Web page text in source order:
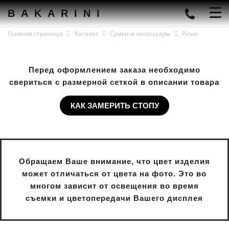
BAKARINI
Главная страница Каталог Сумки и аксессуары Рима
Перед оформлением заказа необходимо
свериться с размерной сеткой в описании товара
КАК ЗАМЕРИТЬ СТОПУ
Обращаем Ваше внимание, что цвет изделия
может отличаться от цвета на фото. Это во
многом зависит от освещения во время
съемки и цветопередачи Вашего дисплея